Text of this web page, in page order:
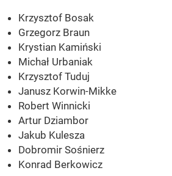
Krzysztof Bosak
Grzegorz Braun
Krystian Kamiński
Michał Urbaniak
Krzysztof Tuduj
Janusz Korwin-Mikke
Robert Winnicki
Artur Dziambor
Jakub Kulesza
Dobromir Sośnierz
Konrad Berkowicz